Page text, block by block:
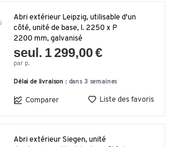
Abri extérieur Leipzig, utilisable d'un
côté, unité de base, l. 2250 x P
2200 mm, galvanisé
seul. 1 299,00 €
par p.
Délai de livraison : dans 3 semaines
Comparer Liste des favoris
Abri extérieur Siegen, unité